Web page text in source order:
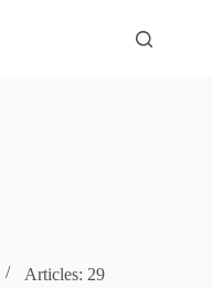
Articles: 29